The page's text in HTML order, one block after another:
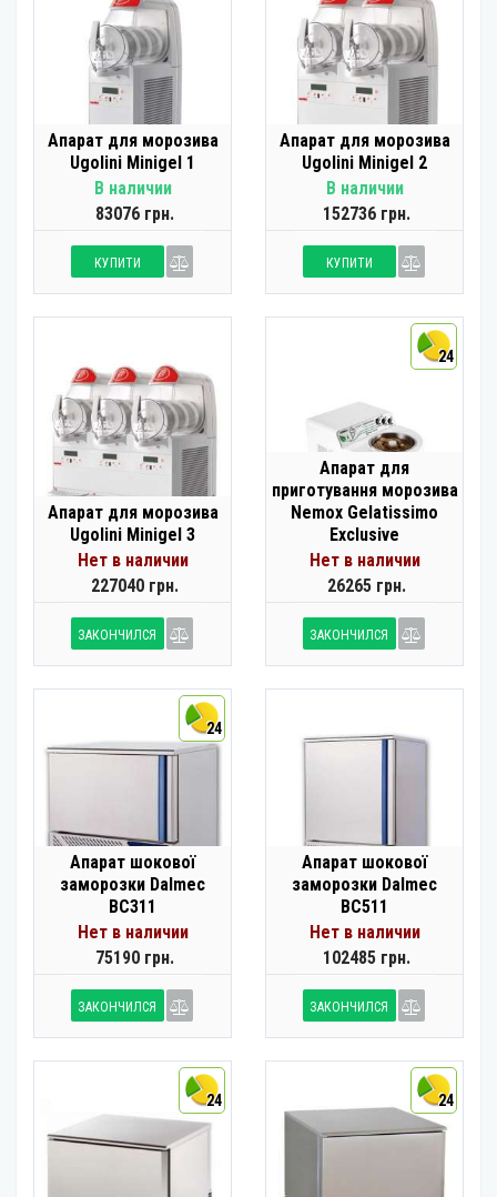
Апарат для морозива
Ugolini Minigel 1
В наличии
83076 грн.
КУПИТИ
Апарат для морозива
Ugolini Minigel 2
В наличии
152736 грн.
КУПИТИ
Апарат для морозива
Ugolini Minigel 3
Нет в наличии
227040 грн.
ЗАКОНЧИЛСЯ
24
Апарат для
приготування морозива
Nemox Gelatissimo
Exclusive
Нет в наличии
26265 грн.
ЗАКОНЧИЛСЯ
24
Апарат шокової
заморозки Dalmec
BC311
Нет в наличии
75190 грн.
ЗАКОНЧИЛСЯ
Апарат шокової
заморозки Dalmec
BC511
Нет в наличии
102485 грн.
ЗАКОНЧИЛСЯ
24 24